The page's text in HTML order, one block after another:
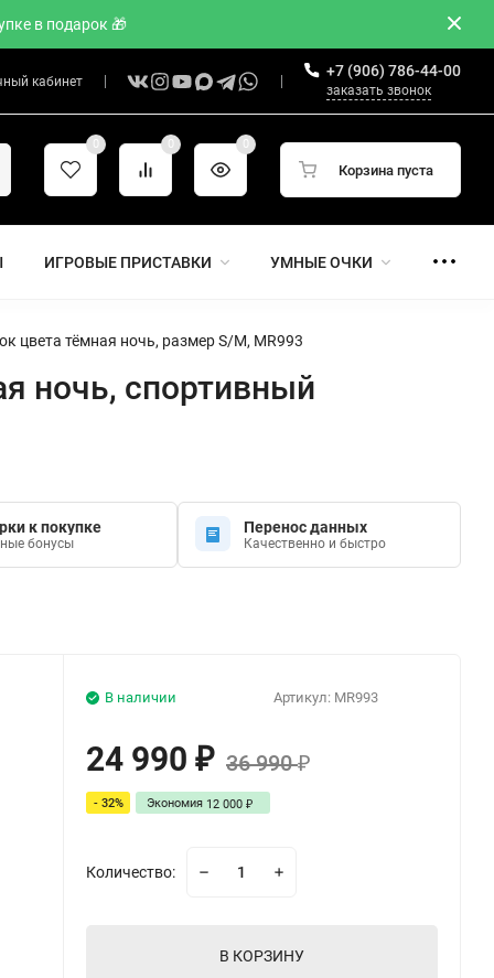
в подарок 🎁
кабинет
+7 (906) 786-44-00
заказать звонок
0 0 0
Корзина пуста
ИГРОВЫЕ ПРИСТАВКИ УМНЫЕ ОЧКИ
цвета тёмная ночь, размер S/M, MR993
ночь, спортивный
к покупке
бонусы
Перенос данных
Качественно и быстро
Артикул: MR993
В наличии
24 990₽ 36 990₽
- 32% Экономия 12 000₽
Количество:
В КОРЗИНУ